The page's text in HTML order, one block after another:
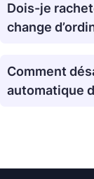
Dois-je
change
Comment
automatique